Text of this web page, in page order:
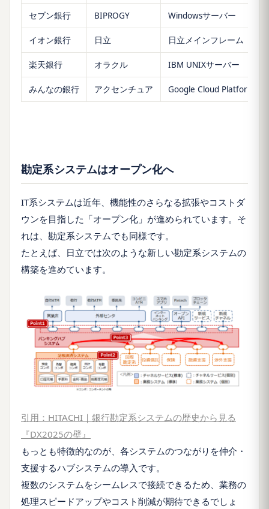
セブン銀行 BIPROGY Windowsサーバー
イオン銀行 日立 日立メインフレーム
楽天銀行 オラクル IBM UNIXサーバー
みんなの銀行 アクセンチュア Google Cloud Platform
勘定系システムはオープン化へ
IT系システムは近年、機能性のさらなる拡張やコストダ
ウンを目指した「オープン化」が進められています。そ
れは、勘定系システムでも同様です。
たとえば、日立では次のような新しい勘定系システムの
構築を進めています。
引用：HITACHI｜銀行勘定系システムの歴史から見る
『DX2025の壁』
もっとも特徴的なのが、各システムのつながりを仲介・
支援するハブシステムの導入です。
複数のシステムをシームレスで接続できるため、業務の
処理スピードアップやコスト削減が期待できるでしょ